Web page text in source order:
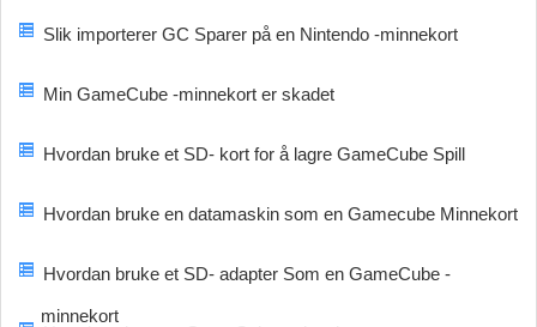
Slik importerer GC Sparer på en Nintendo -minnekort
Min GameCube -minnekort er skadet
Hvordan bruke et SD- kort for å lagre GameCube Spill
Hvordan bruke en datamaskin som en Gamecube Minnekort
Hvordan bruke et SD- adapter Som en GameCube -
minnekort